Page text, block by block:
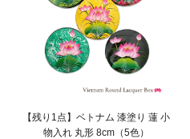
【残り1点】ベトナム 漆塗り 蓮 小
物入れ 丸形 8cm（5色）